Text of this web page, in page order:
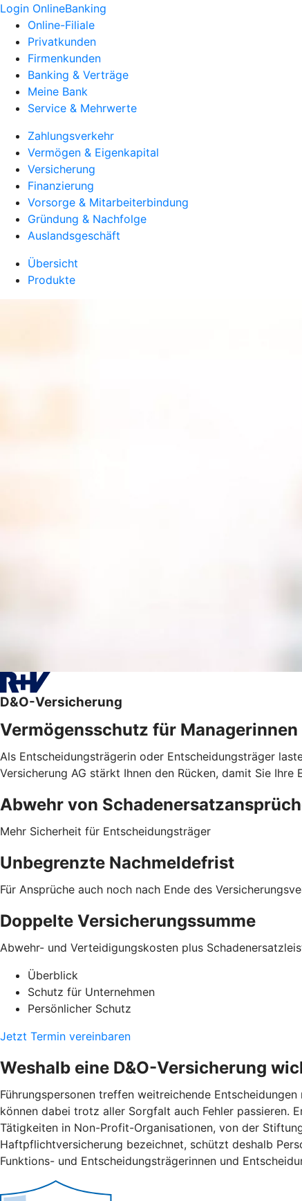
Login OnlineBanking
Online-Filiale
Privatkunden
Firmenkunden
Banking & Verträge
Meine Bank
Service & Mehrwerte
Zahlungsverkehr
Vermögen & Eigenkapital
Versicherung
Finanzierung
Vorsorge & Mitarbeiterbindung
Gründung & Nachfolge
Auslandsgeschäft
Übersicht
Produkte
D&O-Versicherung
Vermögensschutz für
Als Entscheidungsträgerin oder Entscheidungsträger
Versicherung AG stärkt Ihnen den Rücken, damit Sie
Abwehr von
Mehr Sicherheit für Entscheidungsträger
Unbegrenzte Nachmeldefrist
Für Ansprüche auch noch nach Ende des
Doppelte Versicherungssumme
Abwehr- und Verteidigungskosten plus
Überblick
Schutz für Unternehmen
Persönlicher Schutz
Jetzt Termin vereinbaren
Weshalb eine D&O-Versicherung
Führungspersonen treffen weitreichende
können dabei trotz aller Sorgfalt auch Fehler passieren.
Tätigkeiten in Non-Profit-Organisationen, von der
Haftpflichtversicherung bezeichnet, schützt deshalb
Funktions- und Entscheidungsträgerinnen und